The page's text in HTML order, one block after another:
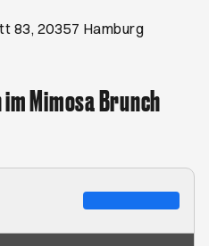
Browser-Tab
83, 20357 Hamburg
Mimosa Brunch